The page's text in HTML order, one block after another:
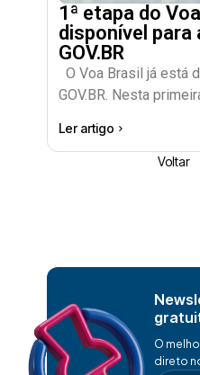
1ª etapa do
disponível
GOV.BR
O Voa Brasil já está
GOV.BR. Nesta
Ler artigo
Voltar
O
direto